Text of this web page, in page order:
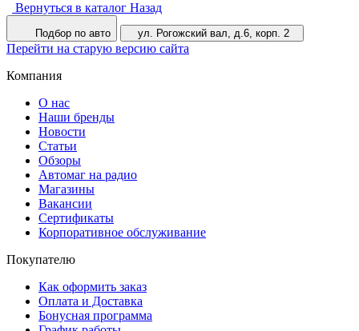
Вернуться в каталог Назад
Подбор по авто ул. Рогожский вал, д.6, корп. 2
Перейти на старую версию сайта
Компания
О нас
Наши бренды
Новости
Статьи
Обзоры
Автомаг на радио
Магазины
Вакансии
Сертификаты
Корпоративное обслуживание
Покупателю
Как оформить заказ
Оплата и Доставка
Бонусная программа